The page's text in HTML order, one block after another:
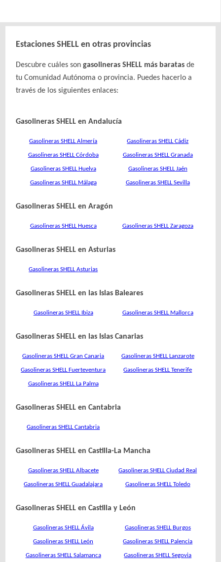
Estaciones SHELL en otras provincias
Descubre cuáles songasolineras SHELL más baratas de
tu Comunidad Autónoma o provincia. Puedes hacerlo a
través de los siguientes enlaces:
Gasolineras SHELL en Andalucía
Gasolineras SHELL Almería Gasolineras SHELL Cádiz
Gasolineras SHELL Córdoba Gasolineras SHELL Granada
Gasolineras SHELL Huelva Gasolineras SHELL Jaén
Gasolineras SHELL Málaga Gasolineras SHELL Sevilla
Gasolineras SHELL en Aragón
Gasolineras SHELL Huesca Gasolineras SHELL Zaragoza
Gasolineras SHELL en Asturias
Gasolineras SHELL Asturias
Gasolineras SHELL en las Islas Baleares
Gasolineras SHELL Ibiza Gasolineras SHELL Mallorca
Gasolineras SHELL en las Islas Canarias
Gasolineras SHELL Gran Canaria Gasolineras SHELL Lanzarote
Gasolineras SHELL Fuerteventura Gasolineras SHELL Tenerife
Gasolineras SHELL La Palma
Gasolineras SHELL en Cantabria
Gasolineras SHELL Cantabria
Gasolineras SHELL en Castilla-La Mancha
Gasolineras SHELL Albacete Gasolineras SHELL Ciudad Real
Gasolineras SHELL Guadalajara Gasolineras SHELL Toledo
Gasolineras SHELL en Castilla y León
Gasolineras SHELL Ávila Gasolineras SHELL Burgos
Gasolineras SHELL León Gasolineras SHELL Palencia
Gasolineras SHELL Salamanca Gasolineras SHELL Segovia